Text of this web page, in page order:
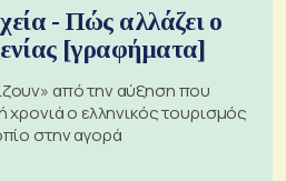
- Πώς αλλάζει ο
[γραφήματα]
από την αύξηση που
χρονιά ο ελληνικός τουρισμός
στην αγορά